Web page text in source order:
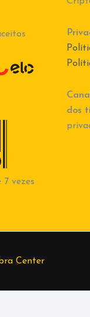
vezes
dos
Center